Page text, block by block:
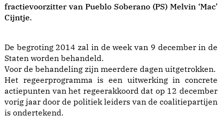
fractievoorzitter van Pueblo Soberano (PS) Melvin ‘Mac’
Cijntje.
De begroting 2014 zal in de week van 9 december in de
Staten worden behandeld.
Voor de behandeling zijn meerdere dagen uitgetrokken.
Het regeerprogramma is een uitwerking in concrete
actiepunten van het regeerakkoord dat op 12 december
vorig jaar door de politiek leiders van de coalitiepartijen
is ondertekend.